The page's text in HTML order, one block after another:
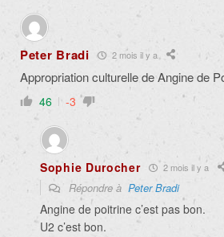
Peter Bradi 2 mois il y a
Appropriation culturelle de Angine de
46 -3
Sophie Durocher 2 mois il y a
Répondre à Peter Bradi
Angine de poitrine c’est pas bon.
U2 c’est bon.